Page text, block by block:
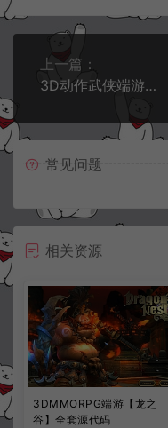
上一篇：
3D动作武侠端游【笑傲江湖OL130十职业防官版】5月最新整理Linux手工服务端+网页注册+GM命令+GM工具+PC客户端+详细搭建教程
常见问题
相关资源
3DMMORPG端游【龙之
谷】全套源代码